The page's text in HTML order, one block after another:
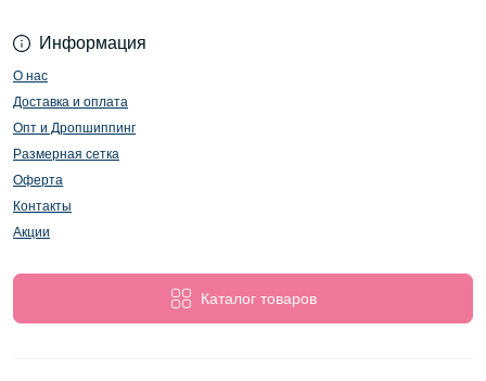
Информация
О нас
Доставка и оплата
Опт и Дропшиппинг
Размерная сетка
Оферта
Контакты
Акции
Каталог товаров